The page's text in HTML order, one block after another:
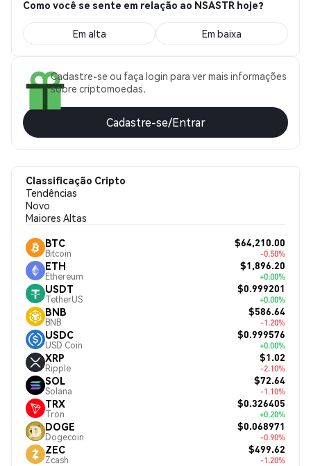
Como você se sente em relação ao NSASTR hoje?
Em alta Em baixa
Cadastre-se ou faça login para ver mais informações
sobre criptomoedas.
Cadastre-se/Entrar
Classificação Cripto
Tendências
Novo
Maiores Altas
BTC
Bitcoin
$64,210.00
-0.50%
ETH
Ethereum
$1,896.20
+0.00%
USDT
TetherUS
$0.999201
+0.00%
BNB
BNB
$586.64
-1.20%
USDC
USD Coin
$0.999576
+0.00%
XRP
Ripple
$1.02
-2.10%
SOL
Solana
$72.64
-1.10%
TRX
Tron
$0.326405
+0.20%
DOGE
Dogecoin
$0.068971
-0.90%
ZEC
Zcash
$499.62
-1.20%